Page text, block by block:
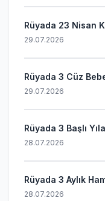
Rüyada 23 Nisan
29.07.2026
Rüyada 3 Cüz
29.07.2026
Rüyada 3 Başlı
28.07.2026
Rüyada 3 Aylık
28.07.2026